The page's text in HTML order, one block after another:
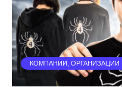
КОМПАНИИ, ОРГАНИЗАЦИИ